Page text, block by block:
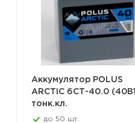
Аккумулятор POLUS
ARCTIC 6СТ-40.0
тонк.кл.
до 50 шт.